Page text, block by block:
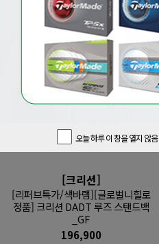
오늘 하루 이 창을 열지 않음
[크리션]
[리퍼브특가/색바램][글로벌니힐로
정품] 크리션 DADT 루즈 스탠드백
_GF
196,900